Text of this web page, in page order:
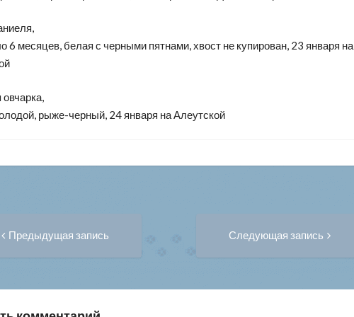
6 месяцев, белая с черными пятнами, хвост не купирован, 23 января на
рыже-черный, 24 января на Алеутской
Предыдущая запись Следующая запись